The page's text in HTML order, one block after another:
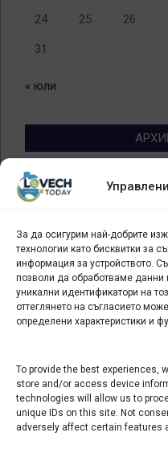
За да осигурим най-добрите
технологии като бисквитки за
информация за устройството.
позволи да обработваме данни
уникални идентификатори на
оттеглянето на съгласието
определени характеристики и
To provide the best experiences,
store and/or access device
technologies will allow us to
unique IDs on this site. Not
adversely affect certain features
24 25 26
31
« юли
Архив
новини
Арт галерия
СЕВЕРОЗАПАДА
ТУРИСТИЧЕСКИ
Административен съд
Областна